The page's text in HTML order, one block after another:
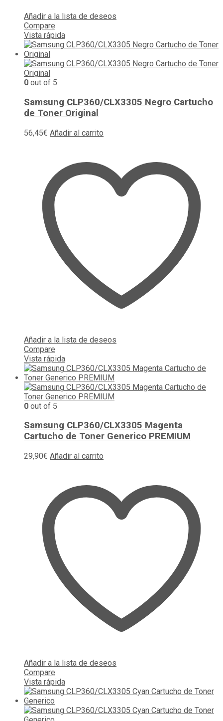
Añadir a la lista de deseos
Compare
Vista rápida
0 out of 5
Samsung CLP360/CLX3305 Negro Cartucho
de Toner Original
56,45€ Añadir al carrito
Añadir a la lista de deseos
Compare
Vista rápida
0 out of 5
Samsung CLP360/CLX3305 Magenta
Cartucho de Toner Generico PREMIUM
29,90€ Añadir al carrito
Añadir a la lista de deseos
Compare
Vista rápida